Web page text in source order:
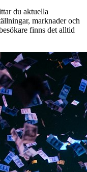
du aktuella
marknader och
finns det alltid